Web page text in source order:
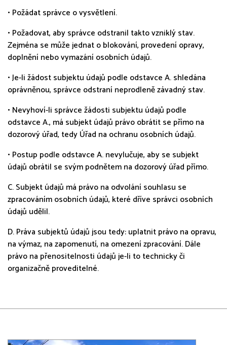
• Požádat správce o vysvětlení.
• Požadovat, aby správce odstranil takto vzniklý stav.
Zejména se může jednat o blokování, provedení opravy,
doplnění nebo vymazání osobních údajů.
• Je-li žádost subjektu údajů podle odstavce A. shledána
oprávněnou, správce odstraní neprodleně závadný stav.
• Nevyhoví-li správce žádosti subjektu údajů podle
odstavce A., má subjekt údajů právo obrátit se přímo na
dozorový úřad, tedy Úřad na ochranu osobních údajů.
• Postup podle odstavce A. nevylučuje, aby se subjekt
údajů obrátil se svým podnětem na dozorový úřad přímo.
C. Subjekt údajů má právo na odvolání souhlasu se
zpracováním osobních údajů, které dříve správci osobních
údajů udělil.
D. Práva subjektů údajů jsou tedy: uplatnit právo na opravu,
na výmaz, na zapomenutí, na omezení zpracování. Dále
právo na přenositelnosti údajů je-li to technicky či
organizačně proveditelné.